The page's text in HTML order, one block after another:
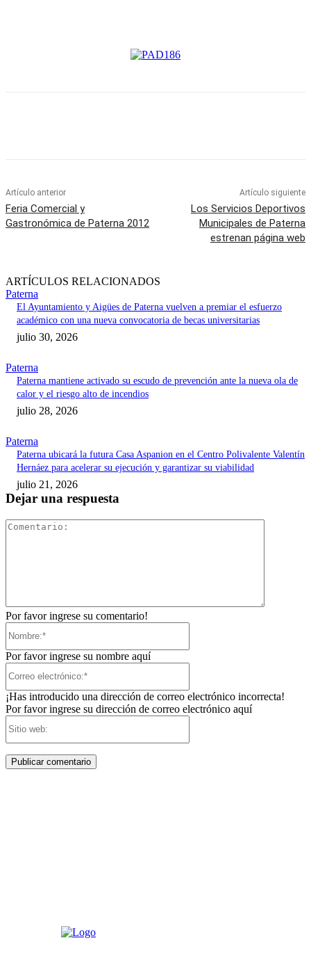
Artículo anterior
Feria Comercial y
Gastronómica de Paterna 2012
Artículo siguiente
Los Servicios Deportivos
Municipales de Paterna
estrenan página web
ARTÍCULOS RELACIONADOS
Paterna
El Ayuntamiento y Aigües de Paterna vuelven a premiar el esfuerzo
académico con una nueva convocatoria de becas universitarias
julio 30, 2026
Paterna
Paterna mantiene activado su escudo de prevención ante la nueva ola de
calor y el riesgo alto de incendios
julio 28, 2026
Paterna
Paterna ubicará la futura Casa Aspanion en el Centro Polivalente Valentín
Hernáez para acelerar su ejecución y garantizar su viabilidad
julio 21, 2026
Dejar una respuesta
Por favor ingrese su comentario!
Por favor ingrese su nombre aquí
¡Has introducido una dirección de correo electrónico incorrecta!
Por favor ingrese su dirección de correo electrónico aquí